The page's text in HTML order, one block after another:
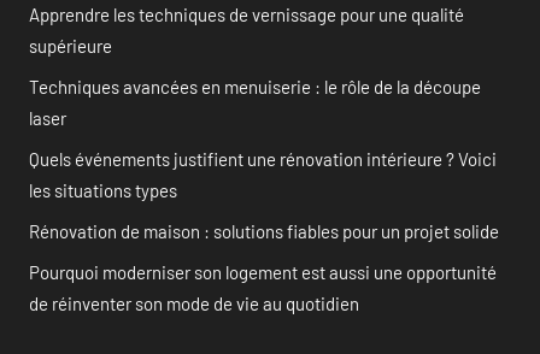
Apprendre les techniques de vernissage pour une qualité
supérieure
Techniques avancées en menuiserie : le rôle de la découpe
laser
Quels événements justifient une rénovation intérieure ? Voici
les situations types
Rénovation de maison : solutions fiables pour un projet solide
Pourquoi moderniser son logement est aussi une opportunité
de réinventer son mode de vie au quotidien